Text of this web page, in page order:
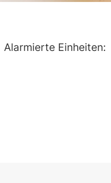
Alarmierte Einheiten: